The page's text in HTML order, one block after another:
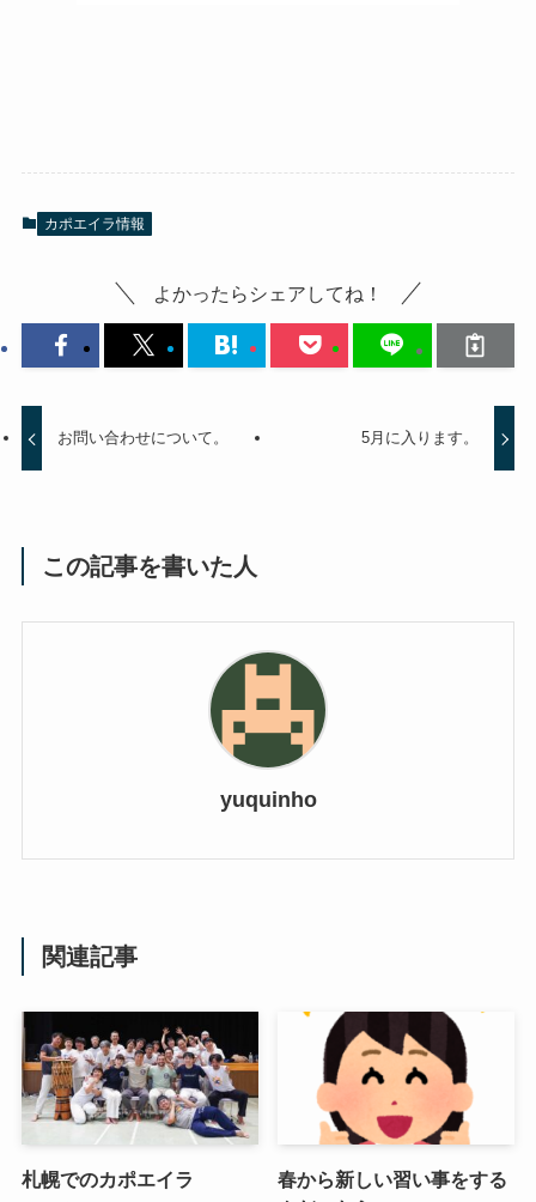
カポエイラ情報
よかったらシェアしてね！
お問い合わせについて。 5月に入ります。
この記事を書いた人
yuquinho
関連記事
札幌でのカポエイラ
春から新しい習い事をする